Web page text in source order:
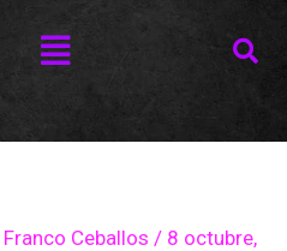
Menú
Franco Ceballos / 8 octubre,